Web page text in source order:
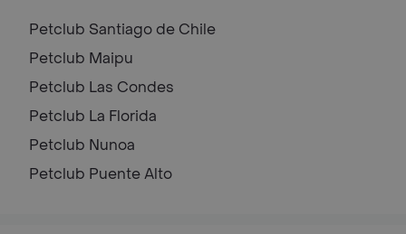
Petclub Santiago de Chile
Petclub Maipu
Petclub Las Condes
Petclub La Florida
Petclub Nunoa
Petclub Puente Alto